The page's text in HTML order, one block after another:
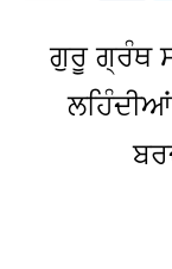
ਗੁਰੂ ਗ੍ਰੰਥ